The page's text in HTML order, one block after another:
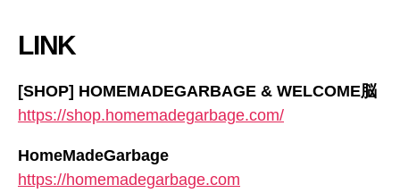
LINK
[SHOP] HOMEMADEGARBAGE & WELCOME脳
https://shop.homemadegarbage.com/
HomeMadeGarbage
https://homemadegarbage.com